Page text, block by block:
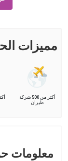
مميزات
أكثر من 500 شركة
طيران
معلومات